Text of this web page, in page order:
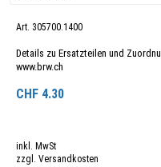
Art. 305700.1400
Details zu Ersatzteilen und
www.brw.ch
CHF 4.30
inkl. MwSt
zzgl. Versandkosten